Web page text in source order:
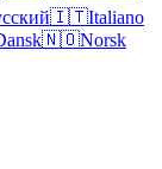
🇮🇹Italiano
🇳🇴Norsk